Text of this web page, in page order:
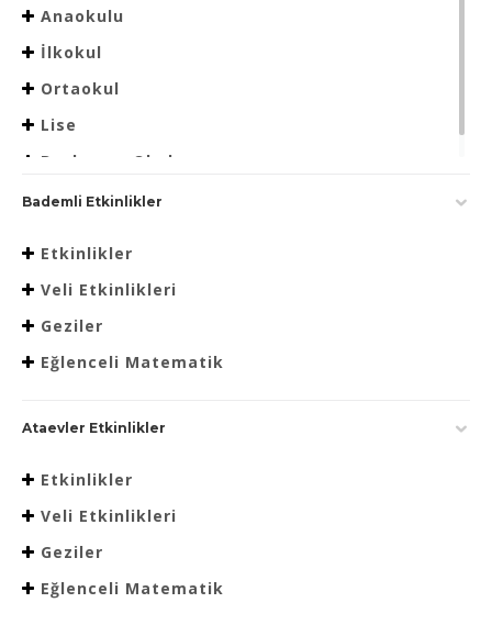
Anaokulu
İlkokul
Ortaokul
Lise
Beslenme Okulu
Bademli Etkinlikler
Etkinlikler
Veli Etkinlikleri
Geziler
Eğlenceli Matematik
Ataevler Etkinlikler
Etkinlikler
Veli Etkinlikleri
Geziler
Eğlenceli Matematik